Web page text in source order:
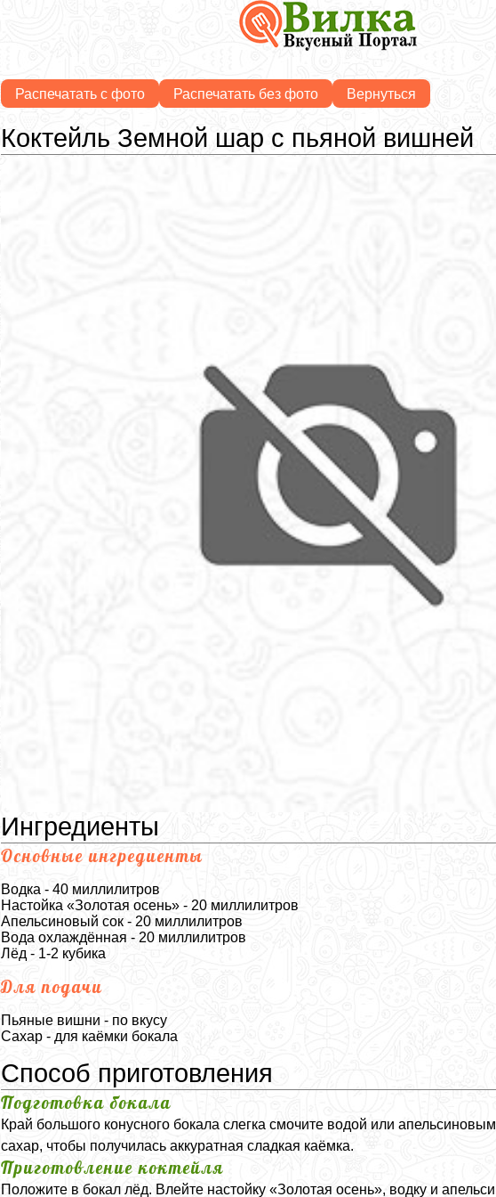
Распечатать с фото Распечатать без фото Вернуться
Коктейль Земной шар с пьяной вишней
Ингредиенты
Основные ингредиенты
Водка - 40 миллилитров
Настойка «Золотая осень» - 20 миллилитров
Апельсиновый сок - 20 миллилитров
Вода охлаждённая - 20 миллилитров
Лёд - 1-2 кубика
Для подачи
Пьяные вишни - по вкусу
Сахар - для каёмки бокала
Способ приготовления
Подготовка бокала
Край большого конусного бокала слегка смочите водой или
сахар, чтобы получилась аккуратная сладкая каёмка.
Приготовление коктейля
Положите в бокал лёд. Влейте настойку «Золотая осень», водку и